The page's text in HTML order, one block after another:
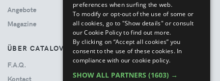
Angebote
Magazine
ÜBER CATALOVE
F.A.Q.
Kontact
preferences when surfing the web.
To modify or opt-out of the use of some or
all cookies, go to "Show details" or consult
our Cookie Policy to find out more.
By clicking on “Accept all cookies” you
consent to the use of these cookies. In
compliance with our cookie policy.
SHOW ALL PARTNERS (1603) →